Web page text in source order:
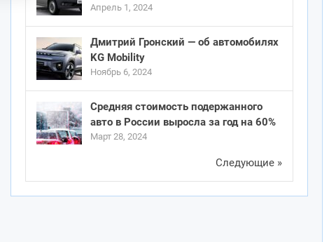
Апрель 1, 2024
Дмитрий Гронский — об автомобилях
KG Mobility
Ноябрь 6, 2024
Средняя стоимость подержанного
авто в России выросла за год на 60%
Март 28, 2024
Следующие »